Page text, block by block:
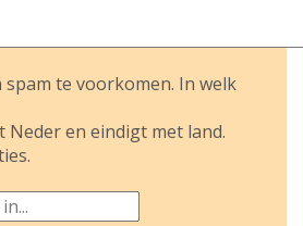
te voorkomen. In welk
en eindigt met land.